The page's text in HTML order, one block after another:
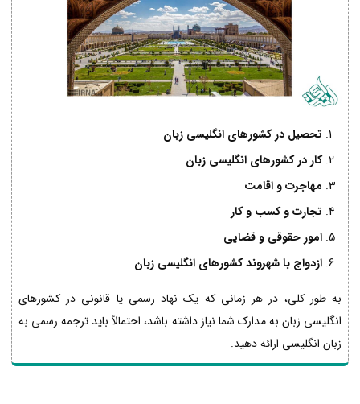
تحصیل در کشورهای انگلیسی زبان
کار در کشورهای انگلیسی زبان
مهاجرت و اقامت
تجارت و کسب و کار
امور حقوقی و قضایی
ازدواج با شهروند کشورهای انگلیسی زبان
به طور کلی، در هر زمانی که یک نهاد رسمی یا قانونی در کشورهای
انگلیسی زبان به مدارک شما نیاز داشته باشد، احتمالاً باید ترجمه رسمی به
زبان انگلیسی ارائه دهید.